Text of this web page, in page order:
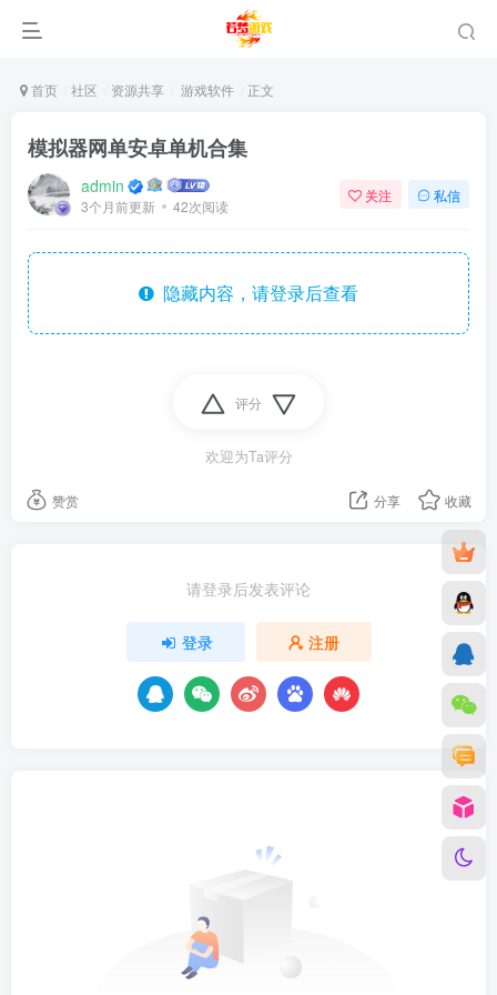
首页 社区 资源共享 游戏软件 正文
模拟器网单安卓单机合集
admin
3个月前更新 42次阅读
关注 私信
隐藏内容，请登录后查看
评分
欢迎为Ta评分
赞赏 分享 收藏
请登录后发表评论
登录 注册